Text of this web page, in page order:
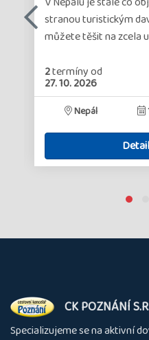
stranou turistickým
můžete těšit na zcela
2termínyod
27. 10. 2026
Nepál
O
nás
CK POZNÁNÍ
Specializujeme se na aktivní